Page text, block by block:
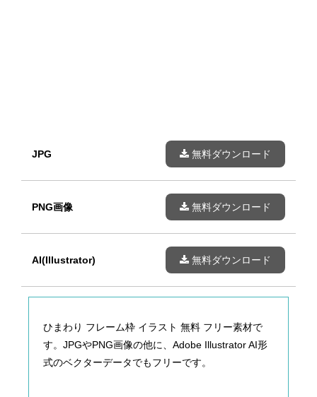
JPG 無料ダウンロード
PNG画像 無料ダウンロード
AI(Illustrator) 無料ダウンロード
ひまわり フレーム枠 イラスト 無料 フリー素材で
す。JPGやPNG画像の他に、Adobe Illustrator AI形
式のベクターデータでもフリーです。